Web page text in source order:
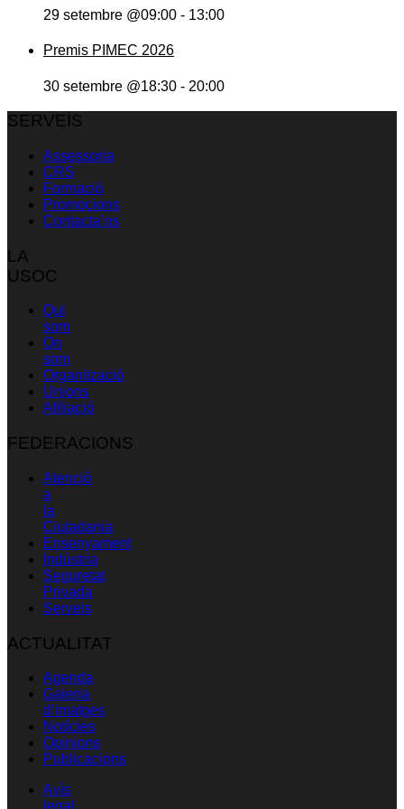
29 setembre @09:00 - 13:00
Premis PIMEC 2026
30 setembre @18:30 - 20:00
SERVEIS
Assessoria
CRS
Formació
Promocions
Contacta’ns
LA
USOC
Qui
som
On
som
Organització
Unions
Afiliació
FEDERACIONS
Atenció
a
la
Ciutadania
Ensenyament
Indústria
Seguretat
Privada
Serveis
ACTUALITAT
Agenda
Galeria
d’imatges
Notícies
Opinions
Publicacions
Avís